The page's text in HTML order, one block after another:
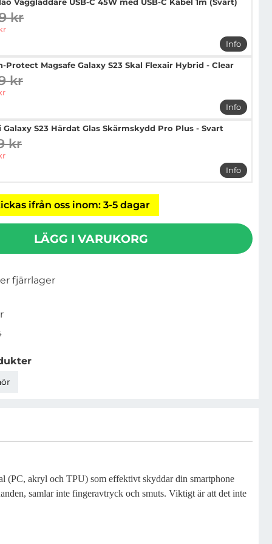
Väggladdare USB-C 45W med USB-C Kabel 1m (Svart)
pris
kr
Info
mer info
Protect Magsafe Galaxy S23 Skal Flexair Hybrid - Clear
pris
kr
Info
mer info
Galaxy S23 Härdat Glas Skärmskydd Pro Plus - Svart
pris
kr
Info
mer info
ifrån oss inom: 3-5 dagar
LÄGG I VARUKORG
fjärrlager
(PC, akryl och TPU) som effektivt skyddar din smartphone
samlar inte fingeravtryck och smuts. Viktigt är att det inte